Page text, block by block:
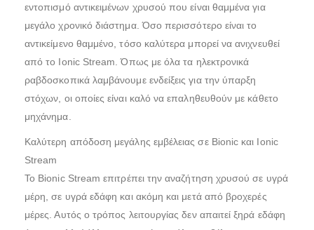
εντοπισμό αντικειμένων χρυσού που είναι θαμμένα για
μεγάλο χρονικό διάστημα. Όσο περισσότερο είναι το
αντικείμενο θαμμένο, τόσο καλύτερα μπορεί να ανιχνευθεί
από το Ionic Stream. Όπως με όλα τα ηλεκτρονικά
ραβδοσκοπικά λαμβάνουμε ενδείξεις για την ύπαρξη
στόχων, οι οποίες είναι καλό να επαληθευθούν με κάθετο
μηχάνημα.
Καλύτερη απόδοση μεγάλης εμβέλειας σε Bionic και Ionic
Stream
Το Bionic Stream επιτρέπει την αναζήτηση χρυσού σε υγρά
μέρη, σε υγρά εδάφη και ακόμη και μετά από βροχερές
μέρες. Αυτός ο τρόπος λειτουργίας δεν απαιτεί ξηρά εδάφη